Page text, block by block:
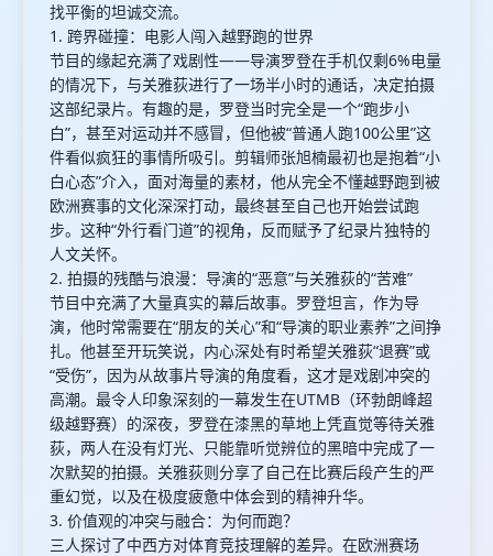
找平衡的坦诚交流。
1. 跨界碰撞：电影人闯入越野跑的世界
节目的缘起充满了戏剧性——导演罗登在手机仅剩6%电量
的情况下，与关雅荻进行了一场半小时的通话，决定拍摄
这部纪录片。有趣的是，罗登当时完全是一个“跑步小
白”，甚至对运动并不感冒，但他被“普通人跑100公里”这
件看似疯狂的事情所吸引。剪辑师张旭楠最初也是抱着“小
白心态”介入，面对海量的素材，他从完全不懂越野跑到被
欧洲赛事的文化深深打动，最终甚至自己也开始尝试跑
步。这种“外行看门道”的视角，反而赋予了纪录片独特的
人文关怀。
2. 拍摄的残酷与浪漫：导演的“恶意”与关雅荻的“苦难”
节目中充满了大量真实的幕后故事。罗登坦言，作为导
演，他时常需要在“朋友的关心”和“导演的职业素养”之间挣
扎。他甚至开玩笑说，内心深处有时希望关雅荻“退赛”或
“受伤”，因为从故事片导演的角度看，这才是戏剧冲突的
高潮。最令人印象深刻的一幕发生在UTMB（环勃朗峰超
级越野赛）的深夜，罗登在漆黑的草地上凭直觉等待关雅
荻，两人在没有灯光、只能靠听觉辨位的黑暗中完成了一
次默契的拍摄。关雅荻则分享了自己在比赛后段产生的严
重幻觉，以及在极度疲惫中体会到的精神升华。
3. 价值观的冲突与融合：为何而跑？
三人探讨了中西方对体育竞技理解的差异。在欧洲赛场